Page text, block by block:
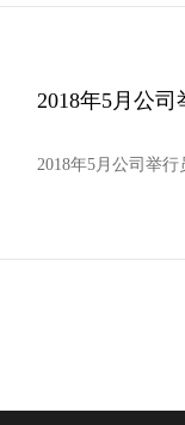
2018年5月公
2018年5月公司举